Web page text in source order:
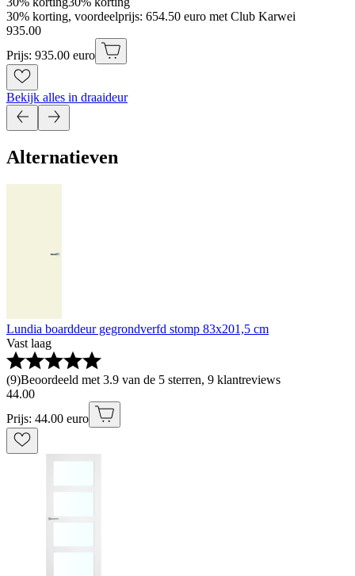
30% korting, voordeelprijs: 654.50 euro met Club Karwei
935.00
Prijs: 935.00 euro
Bekijk alles in draaideur
Alternatieven
Lundia boarddeur gegrondverfd stomp 83x201,5 cm
Vast laag
(9)Beoordeeld met 3.9 van de 5 sterren, 9 klantreviews
44.00
Prijs: 44.00 euro